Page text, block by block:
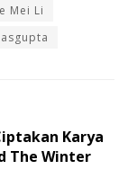
Mei Li
Karya
The Winter